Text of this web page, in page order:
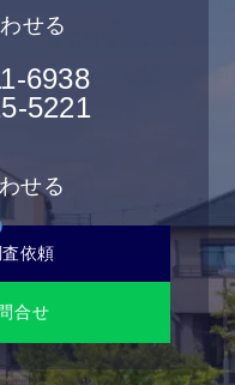
せる
6938
5221
せる
依頼
合せ